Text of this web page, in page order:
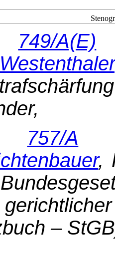
749/A(E)
757/A
,
–